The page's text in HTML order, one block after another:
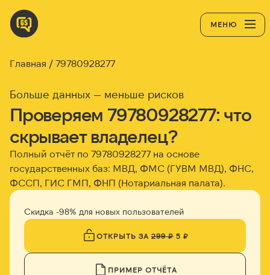
МЕНЮ
Главная 79780928277
Больше данных — меньше рисков
Проверяем 79780928277: что
скрывает владелец?
Полный отчёт по 79780928277 на основе
государственных баз: МВД, ФМС (ГУВМ МВД), ФНС,
ФССП, ГИС ГМП, ФНП (Нотариальная палата).
Скидка -98% для новых пользователей
ОТКРЫТЬ ЗА299 ₽5 ₽
ПРИМЕР ОТЧЁТА